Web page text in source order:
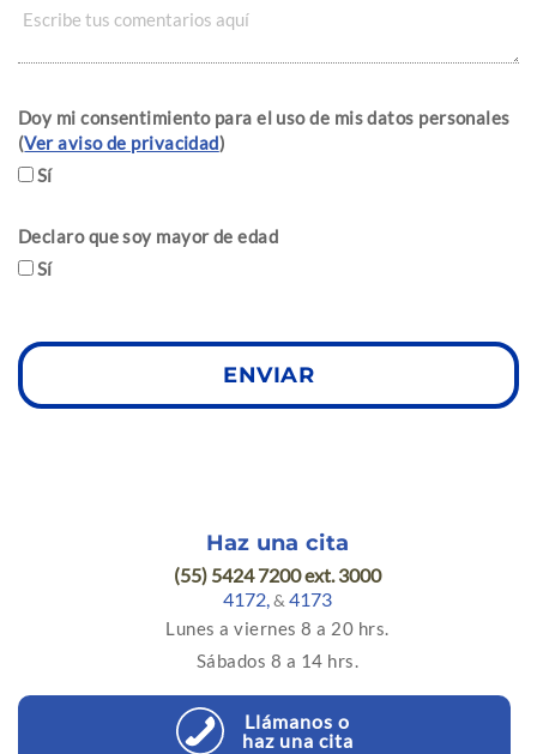
Doy mi consentimiento para el uso de mis datos personales
(Ver aviso de privacidad)
Sí
Declaro que soy mayor de edad
Sí
Haz una cita
(55) 5424 7200 ext. 3000
4172,& 4173
Lunes a viernes 8 a 20 hrs.
Sábados 8 a 14 hrs.
Llámanos o
haz una cita